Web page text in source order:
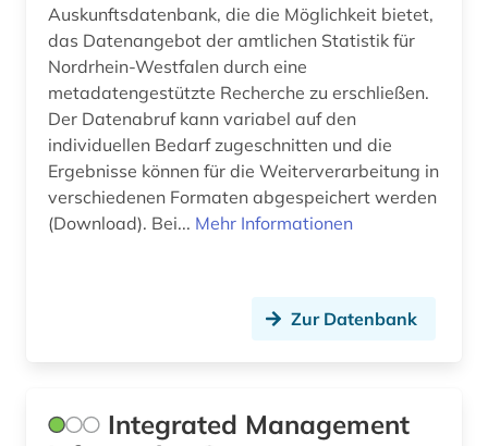
film (1)
filmindustrie (1)
finanzdaten (2)
finanzen (1)
finanzinformationssystem (1)
firma (1)
Auskunftsdatenbank, die die Möglichkeit bietet,
das Datenangebot der amtlichen Statistik für
Nordrhein-Westfalen durch eine
metadatengestützte Recherche zu erschließen.
Der Datenabruf kann variabel auf den
individuellen Bedarf zugeschnitten und die
Ergebnisse können für die Weiterverarbeitung in
verschiedenen Formaten abgespeichert werden
(Download). Bei... Mehr Informationen
Zur Datenbank
Integrated Management